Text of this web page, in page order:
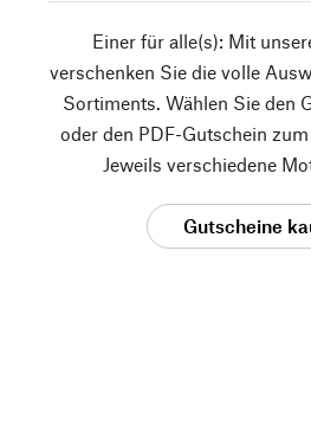
Einer für alle(s): Mit
verschenken Sie die volle
Sortiments. Wählen Sie den
oder den PDF-Gutschein
Jeweils verschiedene
Gutscheine